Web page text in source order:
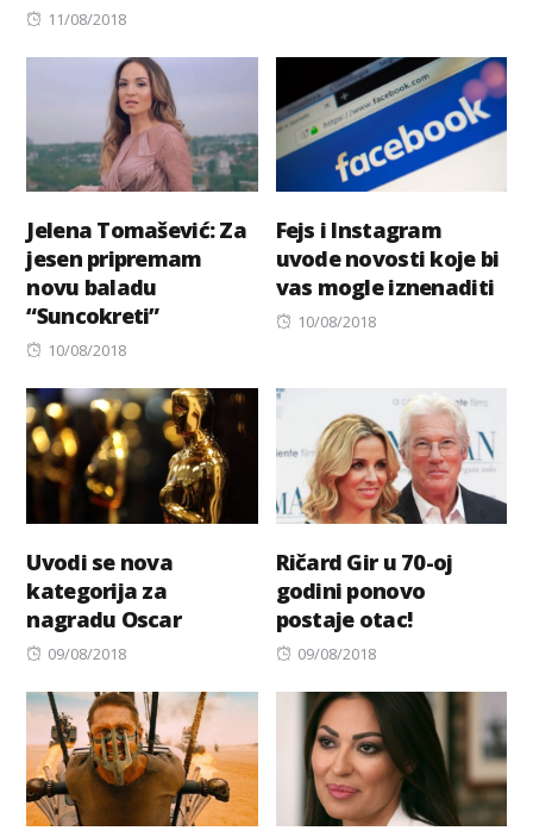
Posted
11/08/2018
Jelena Tomašević: Za
jesen pripremam
novu baladu
“Suncokreti”
Posted
10/08/2018
Fejs i Instagram
uvode novosti koje bi
vas mogle iznenaditi
Posted
10/08/2018
Uvodi se nova
kategorija za
nagradu Oscar
Posted
09/08/2018
Ričard Gir u 70-oj
godini ponovo
postaje otac!
Posted
09/08/2018